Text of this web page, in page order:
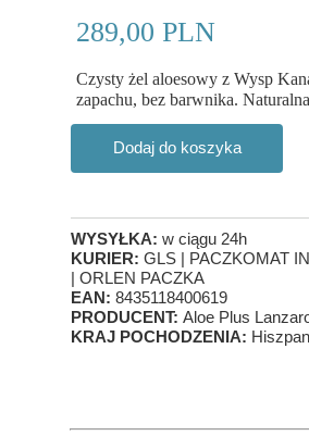
WYSYŁKA: w ciągu 24h
KURIER: GLS | PACZKOMAT
| ORLEN PACZKA
EAN: 8435118400619
PRODUCENT: Aloe Plus
KRAJ POCHODZENIA:
Dodaj do koszyka
Czysty żel aloesowy z Wysp
zapachu, bez barwnika.
289,00 PLN